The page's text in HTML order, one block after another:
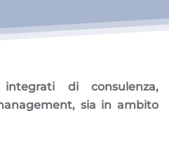
di consulenza,
sia in ambito